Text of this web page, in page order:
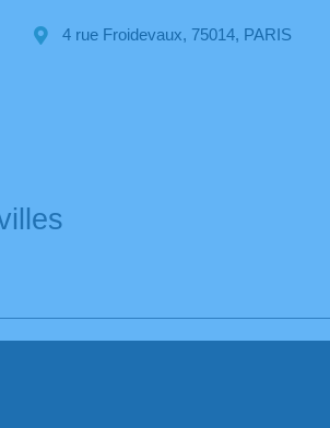
4 rue Froidevaux, 75014, PARIS